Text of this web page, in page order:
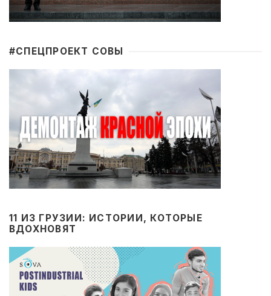
#CПЕЦПРОЕКТ СОВЫ
11 ИЗ ГРУЗИИ: ИСТОРИИ, КОТОРЫЕ
ВДОХНОВЯТ